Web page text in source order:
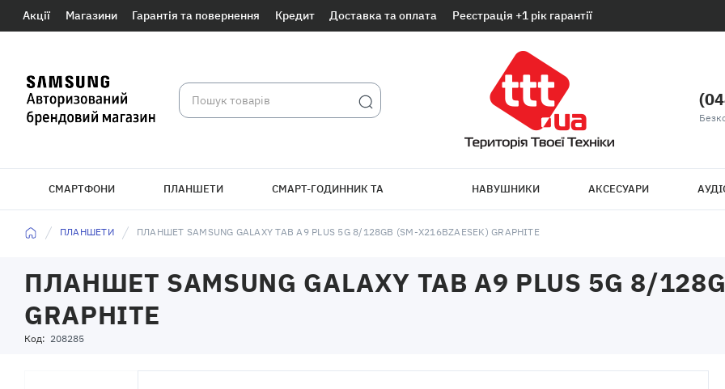
Акції Магазини Гарантія та повернення Кредит Доставка та оплата Реєстрація +1 рік гарантії
СМАРТФОНИ ПЛАНШЕТИ СМАРТ-ГОДИННИК ТА
БРАСЛЕТИ
НАВУШНИКИ АКСЕСУАРИ
ПЛАНШЕТИ ПЛАНШЕТ SAMSUNG GALAXY TAB A9 PLUS 5G 8/128GB (SM-X216BZAESEK) GRAPHITE
ПЛАНШЕТ SAMSUNG GALAXY TAB A9 PLUS 5G 8/
GRAPHITE
Код: 208285